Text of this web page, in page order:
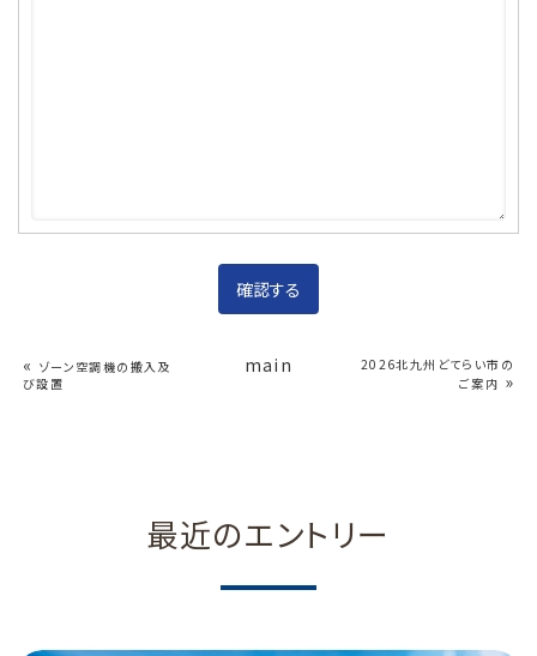
« ゾーン空調機の搬入及
び設置
main
2026北九州どてらい市の
ご案内 »
最近のエントリー